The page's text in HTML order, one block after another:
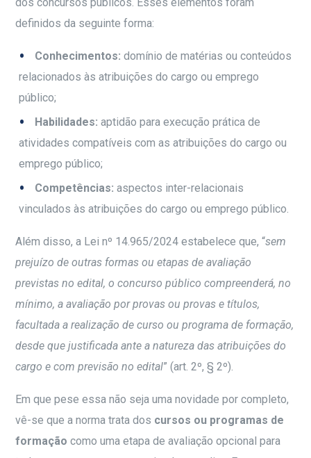
definidos da seguinte forma:
Conhecimentos: domínio de matérias ou conteúdos
relacionados às atribuições do cargo ou emprego
público;
Habilidades: aptidão para execução prática de
atividades compatíveis com as atribuições do cargo ou
emprego público;
Competências:aspectos inter-relacionais
vinculados às atribuições do cargo ou emprego público.
Além disso, a Lei nº 14.965/2024 estabelece que, “sem
prejuízo de outras formas ou etapas de avaliação
previstas no edital, o concurso público compreenderá, no
mínimo, a avaliação por provas ou provas e títulos,
facultada a realização de curso ou programa de formação,
desde que justificada ante a natureza das atribuições do
cargo e com previsão no edital” (art. 2º, § 2º).
Em que pese essa não seja uma novidade por completo,
vê-se que a norma trata dos cursos ou programas de
formação como uma etapa de avaliação opcional para